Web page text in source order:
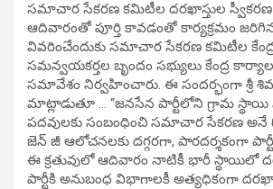
సమాచార సేకరణ కమిటీల దరఖాస్తుల స్వీకరణ
ఆదివారంతో పూర్తి కావడంతో కార్యక్రమం
వివరించేందుకు సమాచార సేకరణ కమిటీల
సమన్వయకర్తల బృందం సభ్యులు కేంద్ర
సమావేశం నిర్వహించారు. ఈ సందర్భంగా శ్రీ శివ
మాట్లాడుతూ … ‘‘జనసేన పార్టీలోని గ్రామ స్థాయి
పదవులకు సంబంధించి సమాచార సేకరణ అనే
జెన్ జీ ఆలోచనలకు దగ్గరగా, పారదర్శకంగా
ఈ క్రతువులో ఆదివారం నాటికీ భారీ స్థాయిలో
పార్టీకి అనుబంధ విభాగాలకీ అత్యధికంగా